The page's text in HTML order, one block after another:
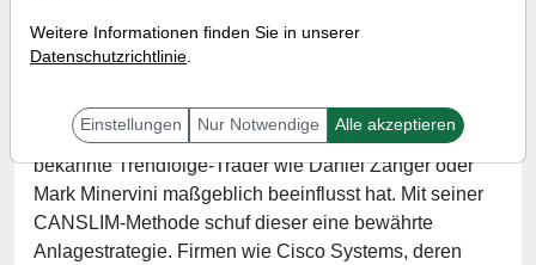
Wann:Mittwoch, 18. Januar 2023 von 17 bis 18 Uhr
William O’Neil ist eine Börsenlegende, die auch
bekannte Trendfolge-Trader wie Daniel Zanger oder
Mark Minervini maßgeblich beeinflusst hat. Mit seiner
CANSLIM-Methode schuf dieser eine bewährte
Anlagestrategie. Firmen wie Cisco Systems, deren
Weitere Informationen finden Sie in unserer
Datenschutzrichtlinie.
Einstellungen Nur Notwendige Alle akzeptieren